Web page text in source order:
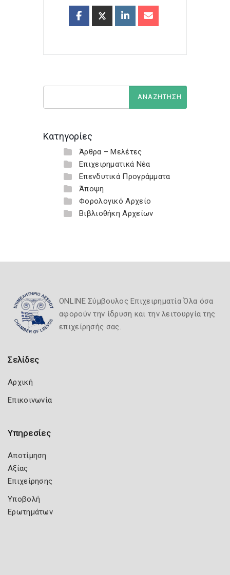
Κατηγορίες
Άρθρα – Μελέτες
Επιχειρηματικά Νέα
Επενδυτικά Προγράμματα
Άποψη
Φορολογικό Αρχείο
Βιβλιοθήκη Αρχείων
ONLINE Σύμβουλος Επιχειρηματία Όλα όσα
αφορούν την ίδρυση και την λειτουργία της
επιχείρησής σας.
Σελίδες
Αρχική
Επικοινωνία
Υπηρεσίες
Αποτίμηση
Αξίας
Επιχείρησης
Υποβολή
Ερωτημάτων